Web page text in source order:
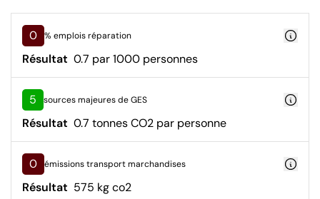
0 % emplois réparation
Résultat 0.7 par 1000 personnes
5 sources majeures de GES
Résultat 0.7 tonnes CO2 par personne
0 émissions transport marchandises
Résultat 575 kg co2